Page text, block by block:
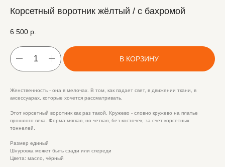
Корсетный воротник жёлтый / с бахромой
6 500 р.
В КОРЗИНУ
Женственность - она в мелочах. В том, как падает свет, в движении ткани, в
аксессуарах, которые хочется рассматривать.
Этот корсетный воротник как раз такой. Кружево - словно кружево на платье
прошлого века. Форма мягкая, но четкая, без косточек, за счет корсетных
тоннелей.
Размер единый
Шнуровка может быть сзади или спереди
Цвета: масло, чёрный